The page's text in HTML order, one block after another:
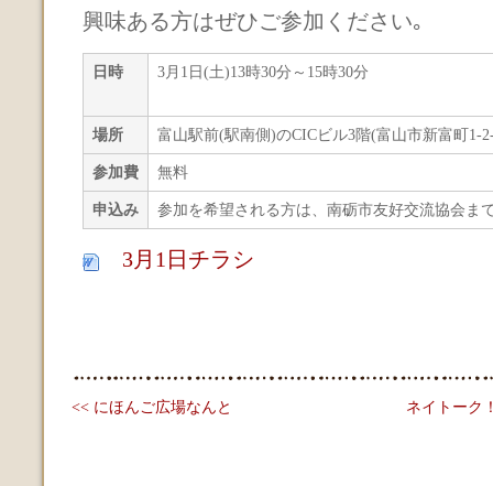
興味ある方はぜひご参加ください｡
日時 3月1日(土)13時30分～15時30分
場所 富山駅前(駅南側)のCICビル3階(富山市新富町1-
参加費 無料
申込み 参加を希望される方は、南砺市友好交流協会ま
3月1日チラシ
<< にほんご広場なんと ネイトーク